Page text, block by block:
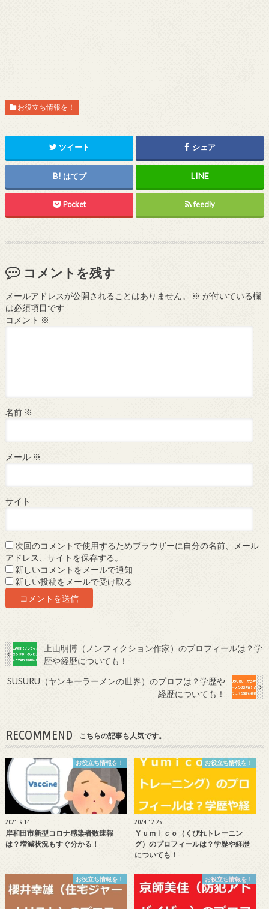
お役立ち情報を！
ツイート シェア
はてブ
Pocket feedly
コメントを残す
メールアドレスが公開されることはありません。 ※ が付いている欄
は必須項目です
コメント ※
名前 ※
メール ※
サイト
次回のコメントで使用するためブラウザーに自分の名前、メール
アドレス、サイトを保存する。
新しいコメントをメールで通知
新しい投稿をメールで受け取る
上山明博（ノンフィクション作家）のプロフィールは？学
歴や経歴についても！
SUSURU（ヤンキーラーメンの世界）のプロフは？学歴や
経歴についても！
RECOMMEND こちらの記事も人気です。
お役立ち情報を！
2021.9.14
岸和田市新型コロナ感染者数速報
は？増減状況もすぐ分かる！
お役立ち情報を！
2024.12.25
Ｙｕｍｉｃｏ（くびれトレーニン
グ）のプロフィールは？学歴や経歴
についても！
お役立ち情報を！ お役立ち情報を！